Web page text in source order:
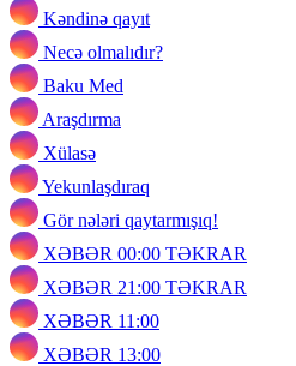
Kəndinə qayıt
Necə olmalıdır?
Baku Med
Araşdırma
Xülasə
Yekunlaşdıraq
Gör nələri qaytarmışıq!
XƏBƏR 00:00 TƏKRAR
XƏBƏR 21:00 TƏKRAR
XƏBƏR 11:00
XƏBƏR 13:00